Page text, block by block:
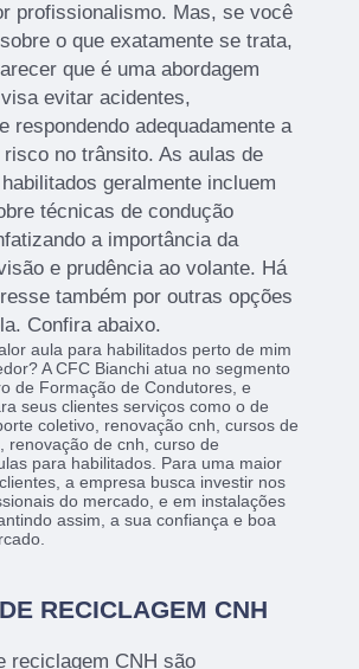
profissionalismo. Mas, se você
o que exatamente se trata,
que é uma abordagem
evitar acidentes,
respondendo adequadamente a
no trânsito. As aulas de
geralmente incluem
técnicas de condução
a importância da
e prudência ao volante. Há
também por outras opções
Confira abaixo.
aula para habilitados perto de mim
A CFC Bianchi atua no segmento
de Formação de Condutores, e
seus clientes serviços como o de
coletivo, renovação cnh, cursos de
renovação de cnh, curso de
para habilitados. Para uma maior
a empresa busca investir nos
do mercado, e em instalações
assim, a sua confiança e boa
RECICLAGEM CNH
reciclagem CNH são